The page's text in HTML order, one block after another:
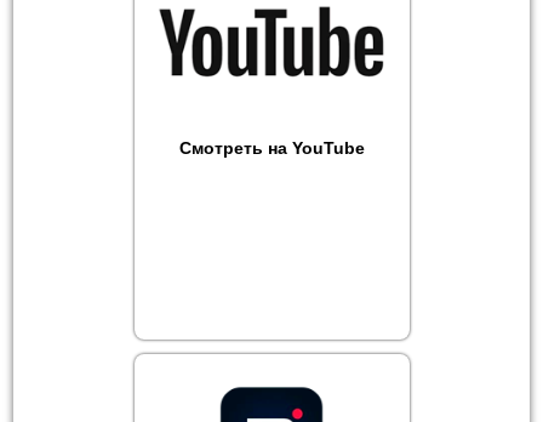
Смотреть на YouTube